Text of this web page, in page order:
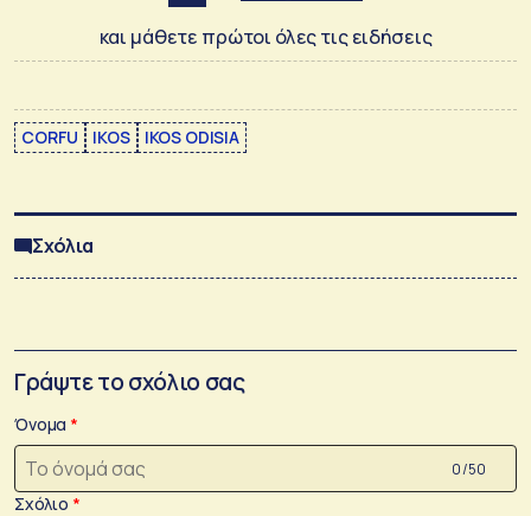
και μάθετε πρώτοι όλες τις ειδήσεις
CORFU IKOS IKOS ODISIA
Σχόλια
Γράψτε το σχόλιο σας
Όνομα
0 /50
Σχόλιο